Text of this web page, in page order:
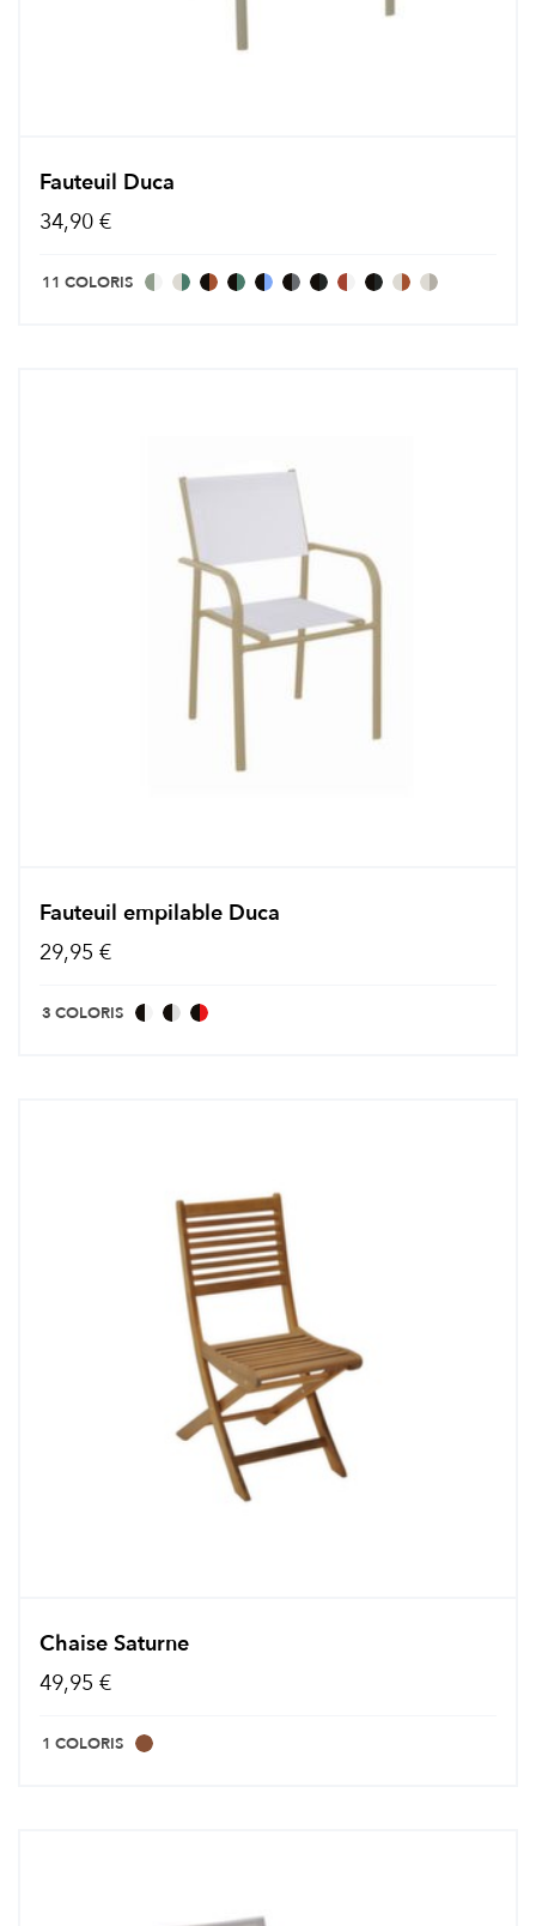
Fauteuil Duca
34,90 €
11 COLORIS
Fauteuil empilable Duca
29,95 €
3 COLORIS
Chaise Saturne
49,95 €
1 COLORIS